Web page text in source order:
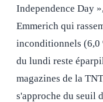
Independence Day
Emmerich qui
inconditionnels (6,0
du lundi reste
magazines de la
s'approche du seuil